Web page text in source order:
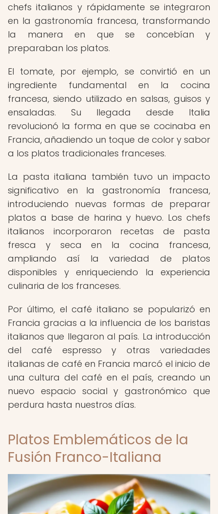
chefs italianos y rápidamente se integraron
en la gastronomía francesa, transformando
la manera en que se concebían y
preparaban los platos.
El tomate, por ejemplo, se convirtió en un
ingrediente fundamental en la cocina
francesa, siendo utilizado en salsas, guisos y
ensaladas. Su llegada desde Italia
revolucionó la forma en que se cocinaba en
Francia, añadiendo un toque de color y sabor
a los platos tradicionales franceses.
La pasta italiana también tuvo un impacto
significativo en la gastronomía francesa,
introduciendo nuevas formas de preparar
platos a base de harina y huevo. Los chefs
italianos incorporaron recetas de pasta
fresca y seca en la cocina francesa,
ampliando así la variedad de platos
disponibles y enriqueciendo la experiencia
culinaria de los franceses.
Por último, el café italiano se popularizó en
Francia gracias a la influencia de los baristas
italianos que llegaron al país. La introducción
del café espresso y otras variedades
italianas de café en Francia marcó el inicio de
una cultura del café en el país, creando un
nuevo espacio social y gastronómico que
perdura hasta nuestros días.
Platos Emblemáticos de la
Fusión Franco-Italiana